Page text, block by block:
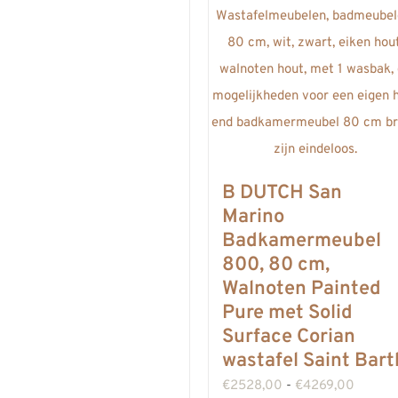
B DUTCH San
Marino
Badkamermeubel
800, 80 cm,
Walnoten Painted
Pure met Solid
Surface Corian
wastafel Saint
€2528,00 - €4269,00